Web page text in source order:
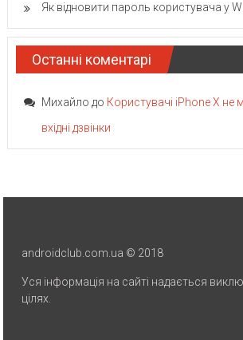
Як відновити пароль користувача у
Останні коментарі
Михайло до Користувачі iPhone X не
вхідні дзвінки
androidclub.com.ua © 2018
Уся інформація на сайті надається
цілях.